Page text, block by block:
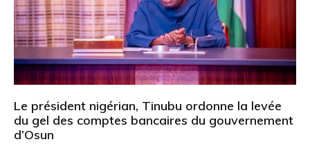
Le président nigérian, Tinubu ordonne la levée
du gel des comptes bancaires du gouvernement
d’Osun